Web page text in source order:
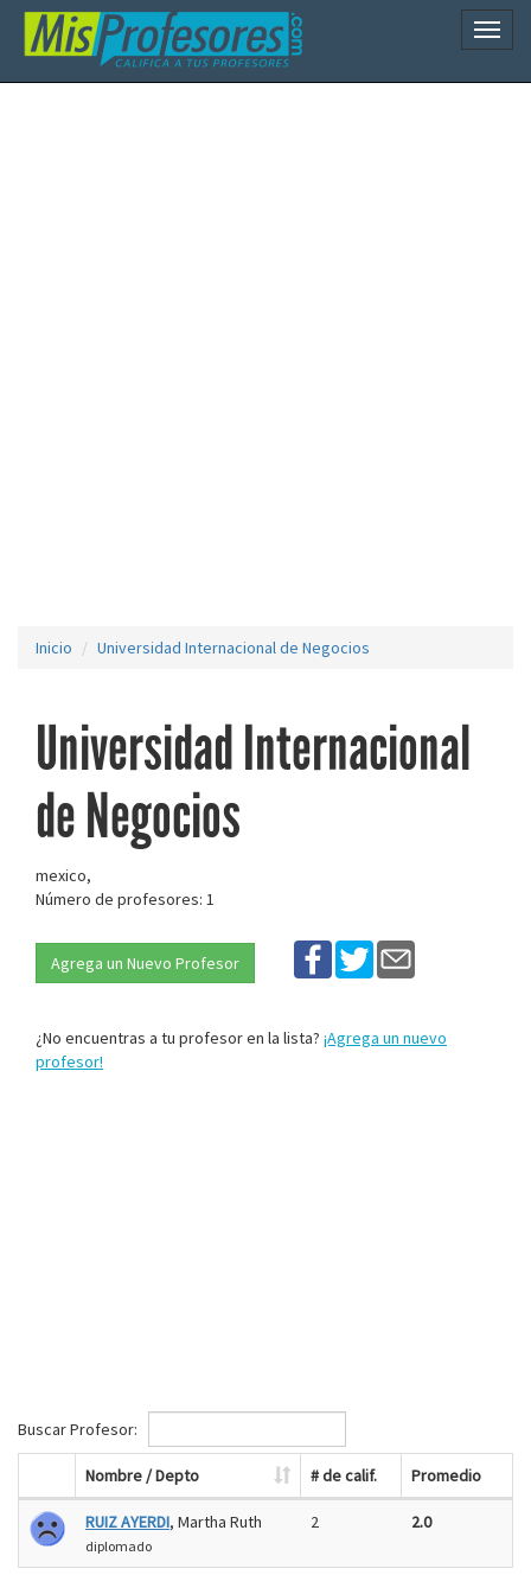
Inicio Universidad Internacional de Negocios
Universidad Internacional
de Negocios
mexico,
Número de profesores: 1
Agrega un Nuevo Profesor
¿No encuentras a tu profesor en la lista? ¡Agrega un nuevo
profesor!
Buscar Profesor:
Nombre / Depto # de calif. Promedio
RUIZ AYERDI, Martha Ruth
diplomado
2 2.0